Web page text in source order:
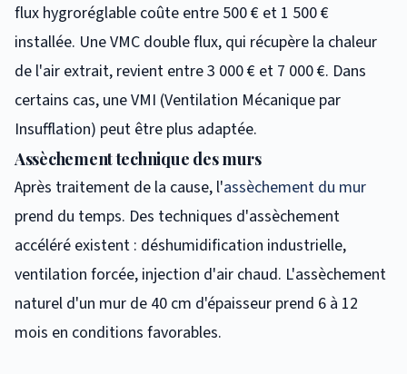
flux hygroréglable coûte entre 500 € et 1 500 €
installée. Une VMC double flux, qui récupère la chaleur
de l'air extrait, revient entre 3 000 € et 7 000 €. Dans
certains cas, une VMI (Ventilation Mécanique par
Insufflation) peut être plus adaptée.
Assèchement technique des murs
Après traitement de la cause, l'assèchement du mur
prend du temps. Des techniques d'assèchement
accéléré existent : déshumidification industrielle,
ventilation forcée, injection d'air chaud. L'assèchement
naturel d'un mur de 40 cm d'épaisseur prend 6 à 12
mois en conditions favorables.